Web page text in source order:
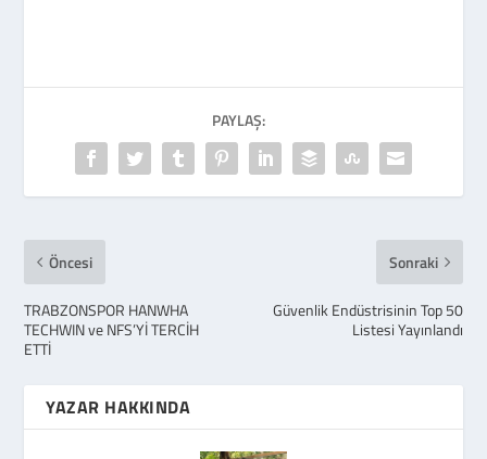
PAYLAŞ:
Öncesi
TRABZONSPOR HANWHA
TECHWIN ve NFS’Yİ TERCİH
ETTİ
Sonraki
Güvenlik Endüstrisinin Top 50
Listesi Yayınlandı
YAZAR HAKKINDA